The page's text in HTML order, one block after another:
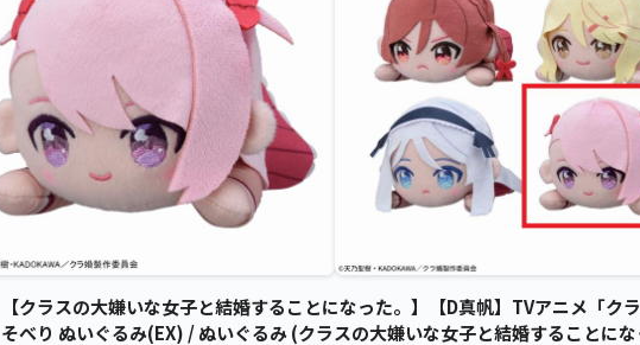
【クラスの大嫌いな女子と結婚することになった。】【D真帆】TVアニメ「
そべり ぬいぐるみ(EX) / ぬいぐるみ (クラスの大嫌いな女子と結婚することに